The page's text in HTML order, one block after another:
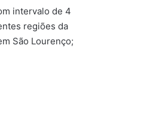
intervalo de 4
regiões da
São Lourenço;